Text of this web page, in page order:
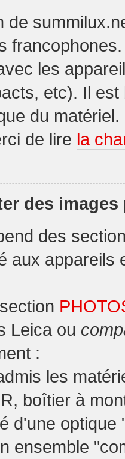
de
les
etc). Il
du
de lire la
des
des
aux appareils
Leica ou
:
les
boîtier à
d'une optique
ensemble